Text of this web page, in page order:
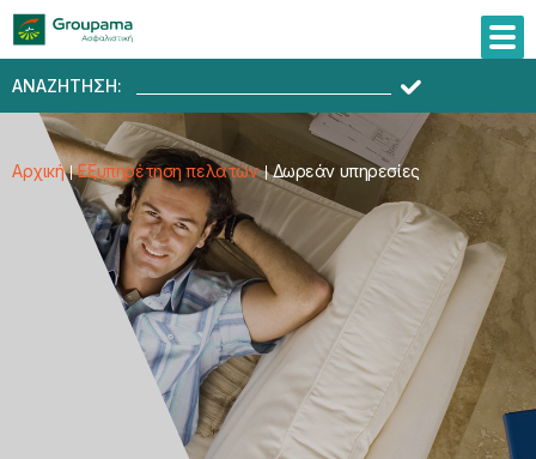
ΑΝΑΖΗΤΗΣΗ:
Αρχική Εξυπηρέτηση πελατών Δωρεάν υπηρεσίες